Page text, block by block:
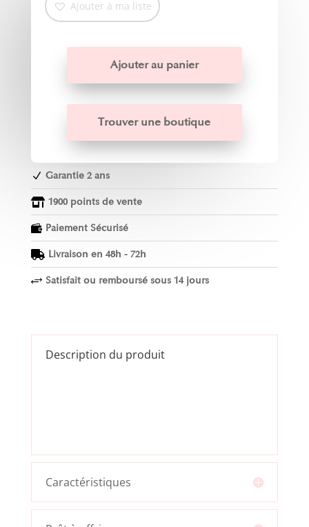
Ajouter à ma liste
Ajouter au panier
Trouver une boutique
N Garantie 2 ans
 1900 points de vente
 Paiement Sécurisé
 Livraison en 48h - 72h
+ Satisfait ou remboursé sous 14 jours
Description du produit
Caractéristiques